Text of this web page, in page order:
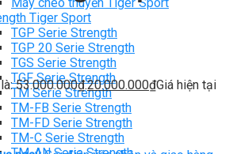
Tiger Sport
TGP Serie Strength
TGP 20 Serie Strength
TGS Serie Strength
TGF Serie Strength
TM Serie Strength
TM-FB Serie Strength
TM-FD Serie Strength
TM-C Serie Strength
53.000.000₫.20.000.000₫Giá hiện tại